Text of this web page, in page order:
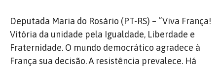
Deputada Maria do Rosário (PT-RS) – “Viva França!
Vitória da unidade pela Igualdade, Liberdade e
Fraternidade. O mundo democrático agradece à
França sua decisão. A resistência prevalece. Há